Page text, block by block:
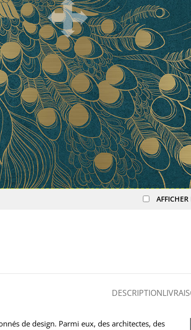
DESCRIPTION
de design. Parmi eux, des architectes, des